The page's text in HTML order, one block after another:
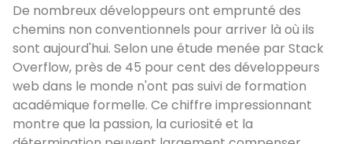
De nombreux développeurs ont emprunté des
chemins non conventionnels pour arriver là où ils
sont aujourd'hui. Selon une étude menée par Stack
Overflow, près de 45 pour cent des développeurs
web dans le monde n'ont pas suivi de formation
académique formelle. Ce chiffre impressionnant
montre que la passion, la curiosité et la